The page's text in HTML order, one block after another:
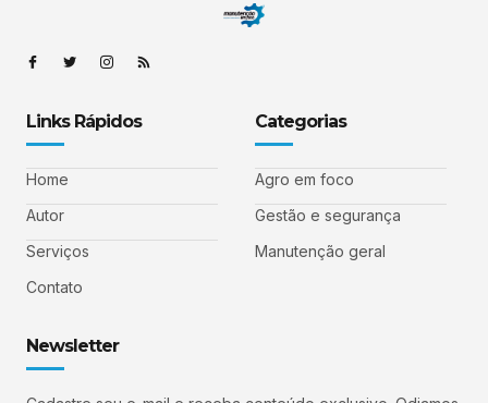
Links Rápidos
Home
Autor
Serviços
Contato
Categorias
Agro em foco
Gestão e segurança
Manutenção geral
Newsletter